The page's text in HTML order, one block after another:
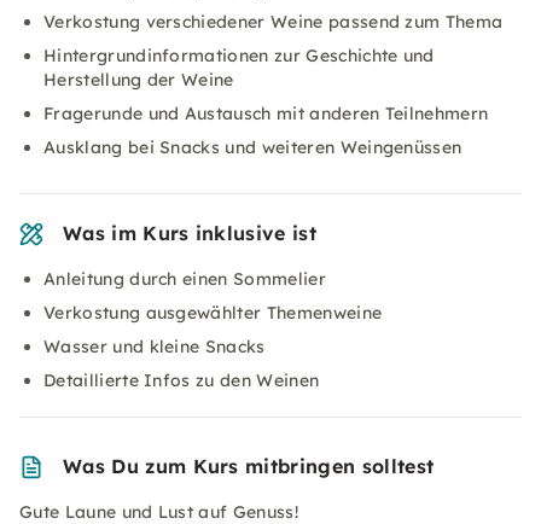
Verkostung verschiedener Weine passend zum Thema
Hintergrundinformationen zur Geschichte und
Herstellung der Weine
Fragerunde und Austausch mit anderen Teilnehmern
Ausklang bei Snacks und weiteren Weingenüssen
Was im Kurs inklusive ist
Anleitung durch einen Sommelier
Verkostung ausgewählter Themenweine
Wasser und kleine Snacks
Detaillierte Infos zu den Weinen
Was Du zum Kurs mitbringen solltest
Gute Laune und Lust auf Genuss!